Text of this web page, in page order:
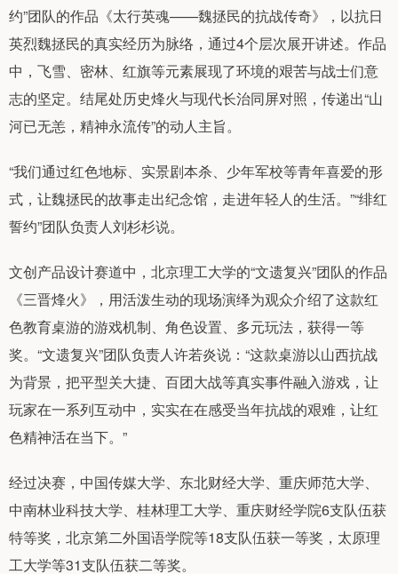
约”团队的作品《太行英魂——魏拯民的抗战传奇》，以抗日
英烈魏拯民的真实经历为脉络，通过4个层次展开讲述。作品
中，飞雪、密林、红旗等元素展现了环境的艰苦与战士们意
志的坚定。结尾处历史烽火与现代长治同屏对照，传递出“山
河已无恙，精神永流传”的动人主旨。
“我们通过红色地标、实景剧本杀、少年军校等青年喜爱的形
式，让魏拯民的故事走出纪念馆，走进年轻人的生活。”“绯红
誓约”团队负责人刘杉杉说。
文创产品设计赛道中，北京理工大学的“文遗复兴”团队的作品
《三晋烽火》，用活泼生动的现场演绎为观众介绍了这款红
色教育桌游的游戏机制、角色设置、多元玩法，获得一等
奖。“文遗复兴”团队负责人许若炎说：“这款桌游以山西抗战
为背景，把平型关大捷、百团大战等真实事件融入游戏，让
玩家在一系列互动中，实实在在感受当年抗战的艰难，让红
色精神活在当下。”
经过决赛，中国传媒大学、东北财经大学、重庆师范大学、
中南林业科技大学、桂林理工大学、重庆财经学院6支队伍获
特等奖，北京第二外国语学院等18支队伍获一等奖，太原理
工大学等31支队伍获二等奖。